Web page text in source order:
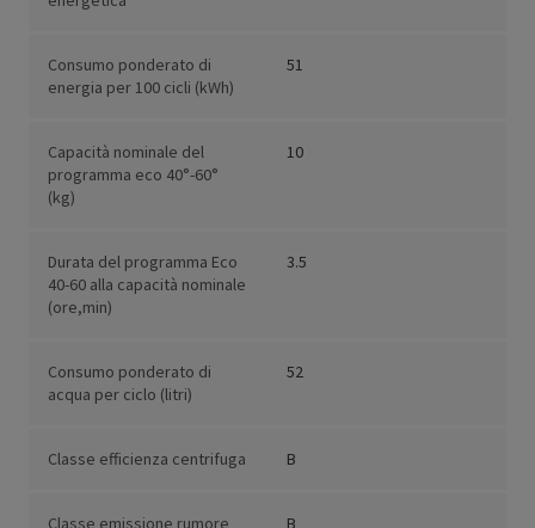
Consumo ponderato di
energia per 100 cicli (kWh)
51
Capacità nominale del
programma eco 40°-60°
(kg)
10
Durata del programma Eco
40-60 alla capacità nominale
(ore,min)
3.5
Consumo ponderato di
acqua per ciclo (litri)
52
Classe efficienza centrifuga B
Classe emissione rumore
B